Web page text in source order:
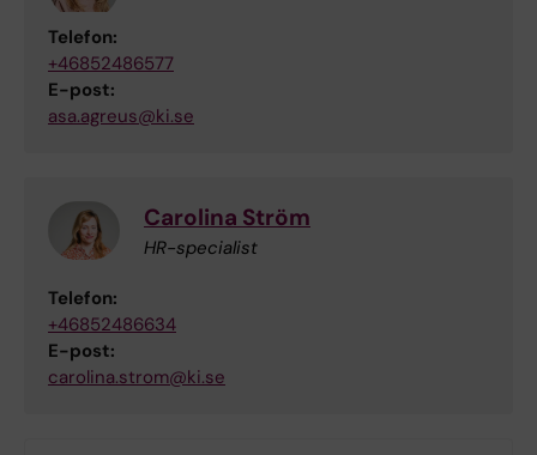
Telefon:
+46852486577
E-post:
asa.agreus@ki.se
Carolina Ström
HR-specialist
Telefon:
+46852486634
E-post:
carolina.strom@ki.se